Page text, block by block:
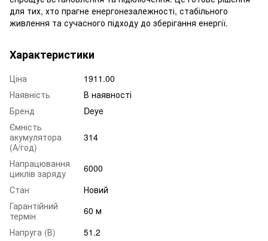
для тих, хто прагне енергонезалежності, стабільного
живлення та сучасного підходу до зберігання енергії.
Характеристики
Ціна
1911.00
Наявність
В наявності
Бренд
Deye
Ємність
акумулятора
(А/год)
314
Напрацювання
циклів заряду
6000
Стан
Новий
Гарантійний
термін
60 м
Напруга (В)
51.2